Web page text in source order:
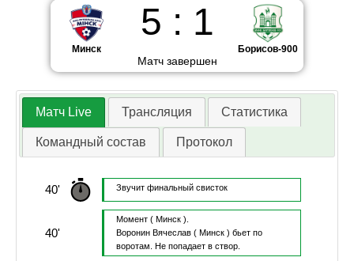
Минск
5 : 1
Матч завершен
Борисов-900
Матч Live Трансляция Статистика
Командный состав Протокол
40' Звучит финальный свисток
40'
Момент ( Минск ).
Воронин Вячеслав( Минск ) бьет по
воротам.
Не попадает в створ.